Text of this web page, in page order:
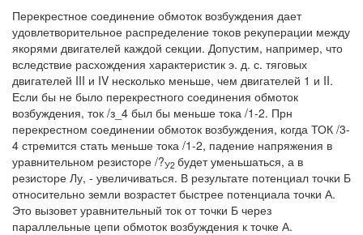
Перекрестное соединение обмоток возбуждения дает
удовлетворительное распределение токов рекуперации между
якорями двигателей каждой секции. Допустим, например, что
вследствие расхождения характеристик э. д. с. тяговых
двигателей III и IV несколько меньше, чем двигателей 1 и II.
Если бы не было перекрестного соединения обмоток
возбуждения, ток /з_4 был бы меньше тока /1-2. Прн
перекрестном соединении обмоток возбуждения, когда ТОК /3-
4 стремится стать меньше тока /1-2, падение напряжения в
уравнительном резисторе /?У2 будет уменьшаться, а в
резисторе Лу, - увеличиваться. В результате потенциал точки Б
относительно земли возрастет быстрее потенциала точки А.
Это вызовет уравнительный ток от точки Б через
параллельные цепи обмоток возбуждения к точке А.